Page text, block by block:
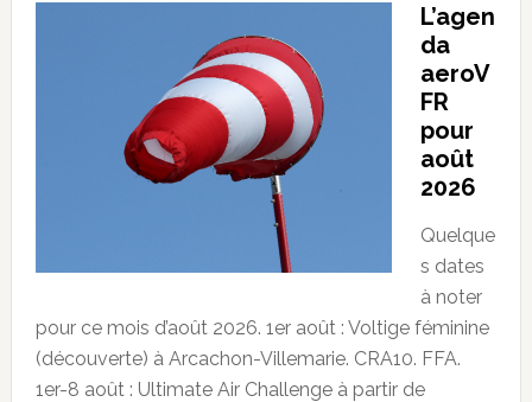
L’agen
da
aeroV
FR
pour
août
2026
Quelque
s dates
à noter
pour ce mois d’août 2026. 1er août : Voltige féminine
(découverte) à Arcachon-Villemarie. CRA10. FFA.
1er-8 août : Ultimate Air Challenge à partir de